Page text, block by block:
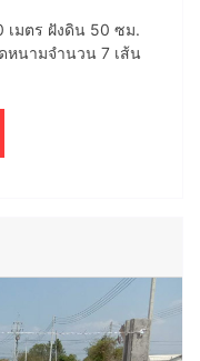
เมตร ฝังดิน 50 ซม.
หนามจำนวน 7 เส้น